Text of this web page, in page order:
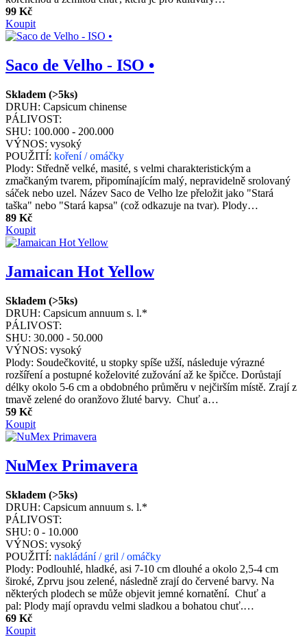
99 Kč
Koupit
Saco de Velho - ISO •
Skladem (>5ks)
DRUH: Capsicum chinense
PÁLIVOST:
SHU: 100.000 - 200.000
VÝNOS: vysoký
POUŽITÍ: koření / omáčky
Plody: Středně velké, masité, s velmi charakteristickým a
zmačkaným tvarem, připomínajícím malý, nepravidelně srolovaný
sáček nebo uzel. Název Saco de Velho lze přeložit jako "Stará
taška" nebo "Stará kapsa" (což odkazuje na tvar). Plody…
89 Kč
Koupit
Jamaican Hot Yellow
Skladem (>5ks)
DRUH: Capsicum annuum s. l.*
PÁLIVOST:
SHU: 30.000 - 50.000
VÝNOS: vysoký
Plody: Soudečkovité, u stopky spíše užší, následuje výrazné
rozšíření a postupné koželovité zužování až ke špičce. Dorůstají
délky okolo 5-6 cm a obdobného průměru v nejčirším místě. Zrají z
tmavě zelené do oranžovo žluté barvy. Chuť a…
59 Kč
Koupit
NuMex Primavera
Skladem (>5ks)
DRUH: Capsicum annuum s. l.*
PÁLIVOST:
SHU: 0 - 10.000
VÝNOS: vysoký
POUŽITÍ: nakládání / gril / omáčky
Plody: Podlouhlé, hladké, asi 7-10 cm dlouhé a okolo 2,5-4 cm
široké, Zprvu jsou zelené, následně zrají do červené barvy. Na
některých plodech se může objevit jemné kornatění. Chuť a
pal: Plody mají opravdu velmi sladkou a bohatou chuť.…
69 Kč
Koupit